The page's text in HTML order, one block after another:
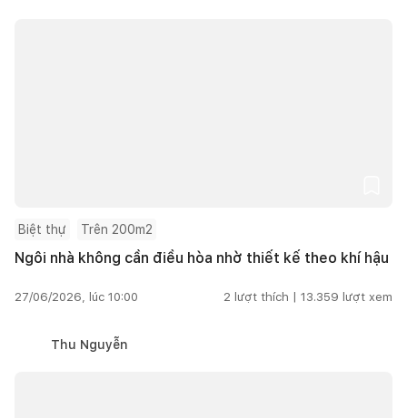
Biệt thự Trên 200m2
Ngôi nhà không cần điều hòa nhờ thiết kế theo khí hậu
27/06/2026, lúc 10:00 2 lượt thích | 13.359 lượt xem
Thu Nguyễn